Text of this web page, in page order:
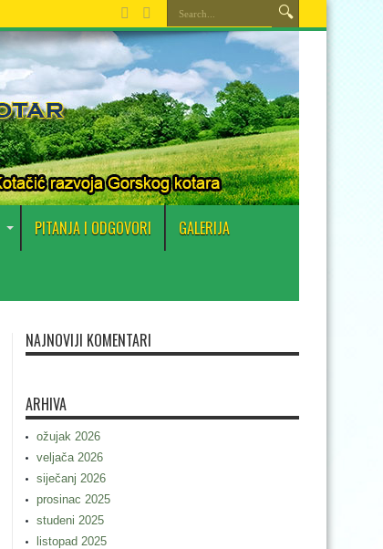
PITANJA I ODGOVORI GALERIJA
NAJNOVIJI KOMENTARI
ARHIVA
ožujak 2026
veljača 2026
siječanj 2026
prosinac 2025
studeni 2025
listopad 2025